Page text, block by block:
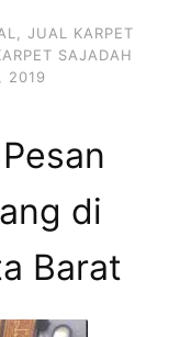
JUAL KARPET
SAJADAH
2019
di
Barat